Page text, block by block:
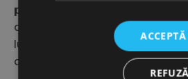
pentru nevoile lor. De
diverse opțiuni de închiriere,
lunare, oferind flexibilitate
diferitelor nevoi de călătorie.